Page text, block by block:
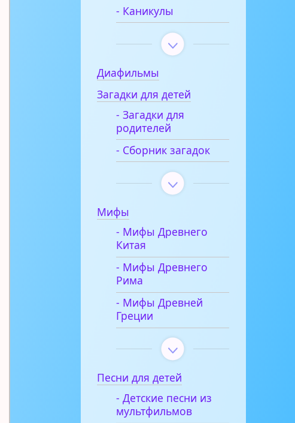
- Каникулы
Диафильмы
Загадки для детей
- Загадки для
родителей
- Сборник загадок
Мифы
- Мифы Древнего
Китая
- Мифы Древнего
Рима
- Мифы Древней
Греции
Песни для детей
- Детские песни из
мультфильмов